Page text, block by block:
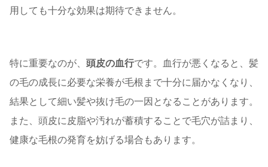
用しても十分な効果は期待できません。
特に重要なのが、 頭皮の血行です。血行が悪くなると、髪
の毛の成長に必要な栄養が毛根まで十分に届かなくなり、
結果として細い髪や抜け毛の一因となることがあります。
また、頭皮に皮脂や汚れが蓄積することで毛穴が詰まり、
健康な毛根の発育を妨げる場合もあります。